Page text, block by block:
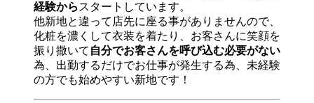
経験から スタートしています。
他新地と違って店先に座る事がありませんので、
化粧を濃くして衣装を着たり、お客さんに笑顔を
振り撒いて 自分でお客さんを呼び込む必要がない
為、出勤するだけでお仕事が発生する為、未経験
の方でも始めやすい新地です！